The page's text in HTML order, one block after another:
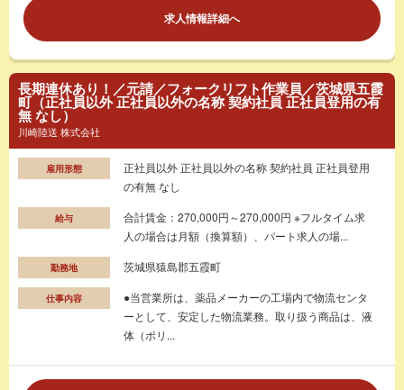
求人情報詳細へ
長期連休あり！／元請／フォークリフト作業員／茨城県五霞
町（正社員以外 正社員以外の名称 契約社員 正社員登用の有
無 なし）
川崎陸送 株式会社
雇用形態
正社員以外 正社員以外の名称 契約社員 正社員登用
の有無 なし
給与
合計賃金：270,000円～270,000円 ※フルタイム求
人の場合は月額（換算額）、パート求人の場...
勤務地 茨城県猿島郡五霞町
仕事内容
●当営業所は、薬品メーカーの工場内で物流センタ
ーとして、安定した物流業務。取り扱う商品は、液
体（ポリ...